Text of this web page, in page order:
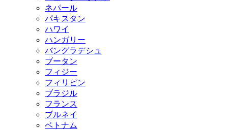
ネパール
パキスタン
ハワイ
ハンガリー
バングラデシュ
ブータン
フィジー
フィリピン
ブラジル
フランス
ブルネイ
ベトナム